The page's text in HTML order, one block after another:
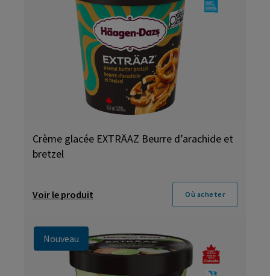
Crème glacée EXTRÄAZ Beurre d’arachide et
bretzel
Voir le produit Où acheter
Nouveau